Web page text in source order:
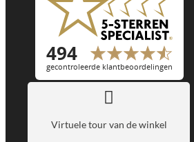
Virtuele tour van de winkel